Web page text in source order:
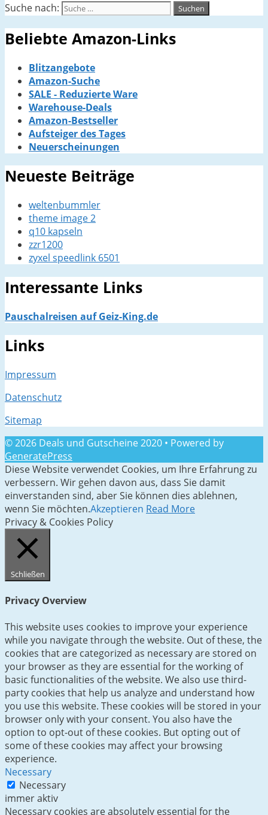
Suche nach:
Beliebte Amazon-Links
Blitzangebote
Amazon-Suche
SALE - Reduzierte Ware
Warehouse-Deals
Amazon-Bestseller
Aufsteiger des Tages
Neuerscheinungen
Neueste Beiträge
weltenbummler
theme image 2
q10 kapseln
zzr1200
zyxel speedlink 6501
Interessante Links
Pauschalreisen auf Geiz-King.de
Links
Impressum
Datenschutz
Sitemap
© 2026 Deals und Gutscheine 2020 • Powered by
GeneratePress
Diese Website verwendet Cookies, um Ihre Erfahrung zu
verbessern. Wir gehen davon aus, dass Sie damit
einverstanden sind, aber Sie können dies ablehnen,
wenn Sie möchten.Akzeptieren Read More
Privacy & Cookies Policy
Schließen
Privacy Overview
This website uses cookies to improve your experience
while you navigate through the website. Out of these, the
cookies that are categorized as necessary are stored on
your browser as they are essential for the working of
basic functionalities of the website. We also use third-
party cookies that help us analyze and understand how
you use this website. These cookies will be stored in your
browser only with your consent. You also have the
option to opt-out of these cookies. But opting out of
some of these cookies may affect your browsing
experience.
Necessary
Necessary
immer aktiv
Necessary cookies are absolutely essential for the